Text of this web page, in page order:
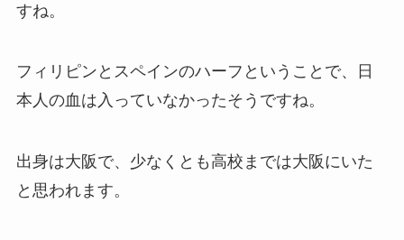
すね。
フィリピンとスペインのハーフということで、日
本人の血は入っていなかったそうですね。
出身は大阪で、少なくとも高校までは大阪にいた
と思われます。